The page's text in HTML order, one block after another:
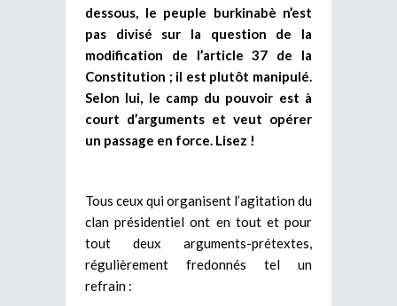
dessous, le peuple burkinabè n’est
pas divisé sur la question de la
modification de l’article 37 de la
Constitution ; il est plutôt manipulé.
Selon lui, le camp du pouvoir est à
court d’arguments et veut opérer
un passage en force. Lisez !
Tous ceux qui organisent l’agitation du
clan présidentiel ont en tout et pour
tout deux arguments-prétextes,
régulièrement fredonnés tel un
refrain :